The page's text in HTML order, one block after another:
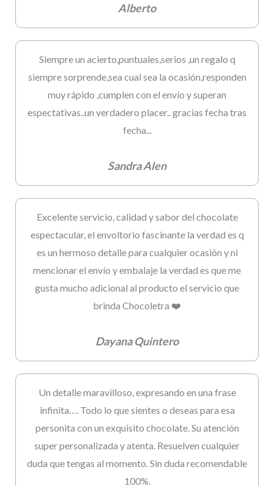
Alberto
Siempre un acierto,puntuales,serios ,un regalo q
siempre sorprende,sea cual sea la ocasión,responden
muy rápido ,cumplen con el envío y superan
espectativas..un verdadero placer.. gracias fecha tras
fecha...
Sandra Alen
Excelente servicio, calidad y sabor del chocolate
espectacular, el envoltorio fascinante la verdad es q
es un hermoso detalle para cualquier ocasión y ni
mencionar el envío y embalaje la verdad es que me
gusta mucho adicional al producto el servicio que
brinda Chocoletra ❤️
Dayana Quintero
Un detalle maravilloso, expresando en una frase
infinita…. Todo lo que sientes o deseas para esa
personita con un exquisito chocolate. Su atención
super personalizada y atenta. Resuelven cualquier
duda que tengas al momento. Sin duda recomendable
100%.